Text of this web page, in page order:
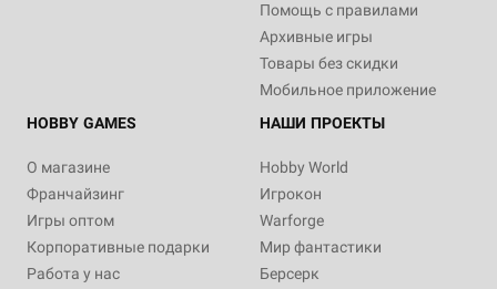
Помощь с правилами
Архивные игры
Товары без скидки
Мобильное приложение
HOBBY GAMES
О магазине
Франчайзинг
Игры оптом
Корпоративные подарки
Работа у нас
НАШИ ПРОЕКТЫ
Hobby World
Игрокон
Warforge
Мир фантастики
Берсерк